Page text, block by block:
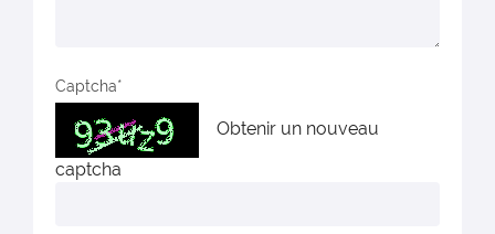
Captcha
Obtenir un nouveau
captcha